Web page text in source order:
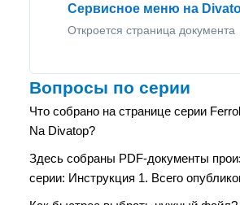
Сервисное меню на
Откроется страница документа
Вопросы по серии
Что собрано на странице серии
Na Divatop?
Здесь собраны PDF-документы
серии: Инструкция 1. Всего